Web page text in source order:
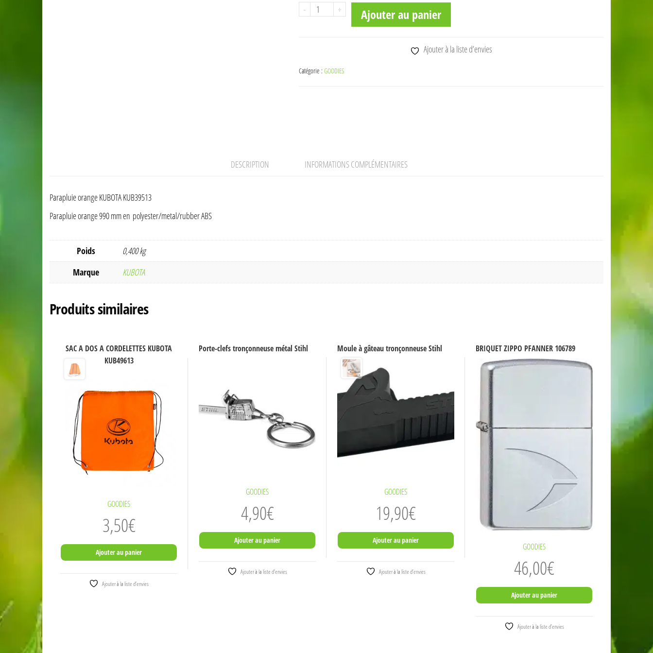
-
quantité
KUB39513
+ Ajouter au panier
Ajouter à la liste d’envies
Catégorie : GOODIES
DESCRIPTION INFORMATIONS COMPLÉMENTAIRES
Parapluie orange KUBOTA KUB39513
Parapluie orange 990 mm en polyester/metal/rubber ABS
Poids
0,400 kg
Marque
KUBOTA
Produits similaires
SAC A DOS A CORDELETTES KUBOTA
KUB49613
GOODIES
3,50€
Ajouter au panier
Ajouter à la liste d’envies
Porte-clefs tronçonneuse métal Stihl
GOODIES
4,90€
Ajouter au panier
Ajouter à la liste d’envies
Moule à gâteau tronçonneuse Stihl
GOODIES
19,90€
Ajouter au panier
Ajouter à la liste d’envies
BRIQUET ZIPPO PFANNER 106789
GOODIES
46,00€
Ajouter au panier
Ajouter à la liste d’envies